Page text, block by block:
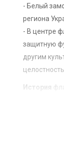
- Белый
региона
- В центре
защитную
другим
целостность.
История
-